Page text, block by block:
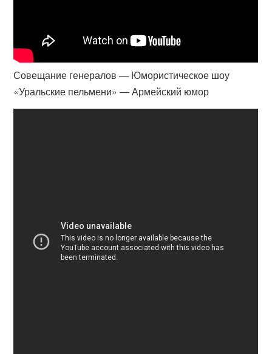
Совещание генералов — Юмористическое шоу
«Уральские пельмени» — Армейский юмор